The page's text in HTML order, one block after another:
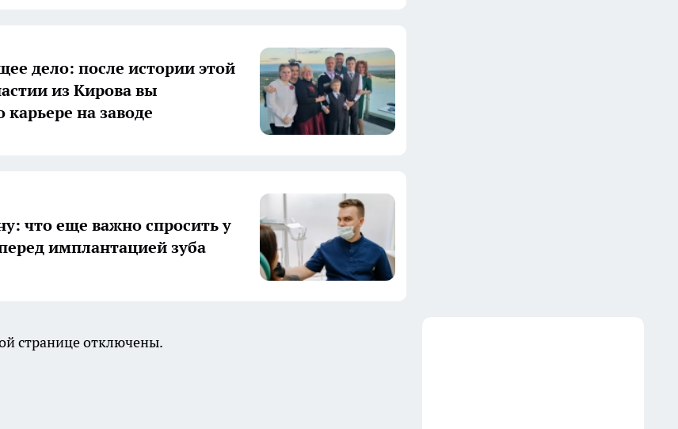
дело: после истории этой
из Кирова вы
карьере на заводе
что еще важно спросить у
имплантацией зуба
странице отключены.